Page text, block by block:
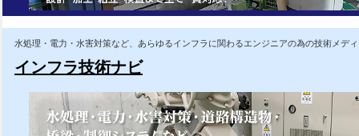
水処理・電力・水害対策など、あらゆるインフラに関わるエンジニアの為の技術メデ
インフラ技術ナビ